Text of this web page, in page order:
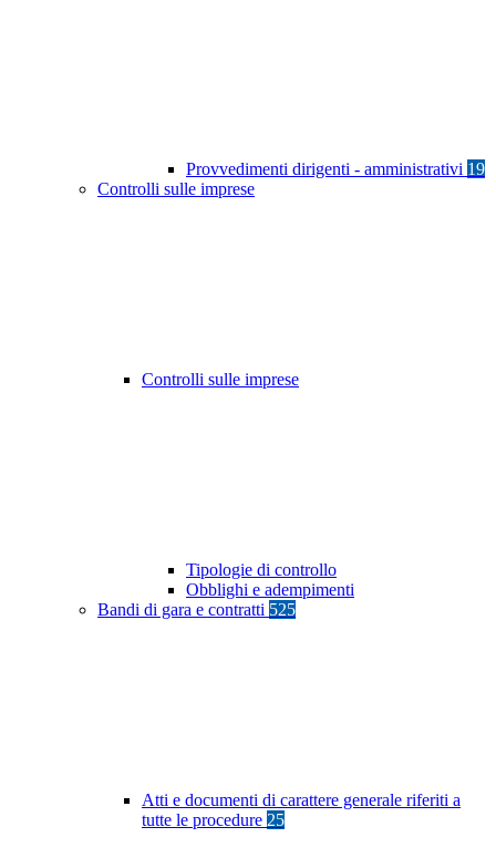
Provvedimenti dirigenti - amministrativi 19
Controlli sulle imprese
Controlli sulle imprese
Tipologie di controllo
Obblighi e adempimenti
Bandi di gara e contratti 525
Atti e documenti di carattere generale riferiti a
tutte le procedure 25